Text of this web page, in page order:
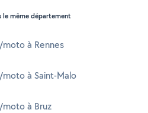
le même département
à Rennes
à Saint-Malo
à Bruz